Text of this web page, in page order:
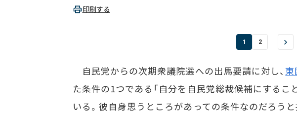
印刷する
1 2
自民党からの次期衆議院選への出馬要請に対し、
た条件の1つである「自分を自民党総裁候補にするこ
いる。彼自身思うところがあっての条件なのだろうと